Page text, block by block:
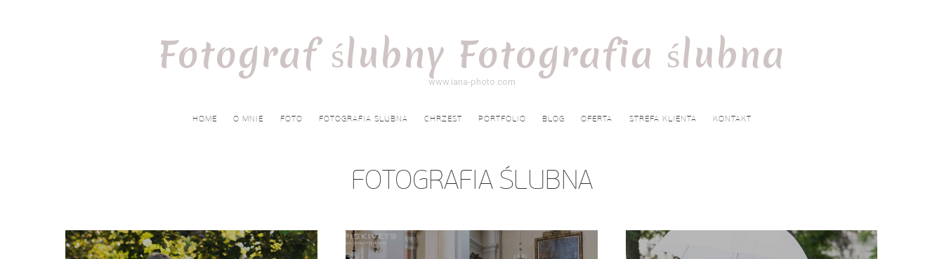
Fotograf ślubny Fotografia ślubna
www.iana-photo.com
HOME O MNIE FOTO FOTOGRAFIA SLUBNA CHRZEST PORTFOLIO BLOG OFERTA STREFA KLIENTA KONTAKT
FOTOGRAFIA ŚLUBNA